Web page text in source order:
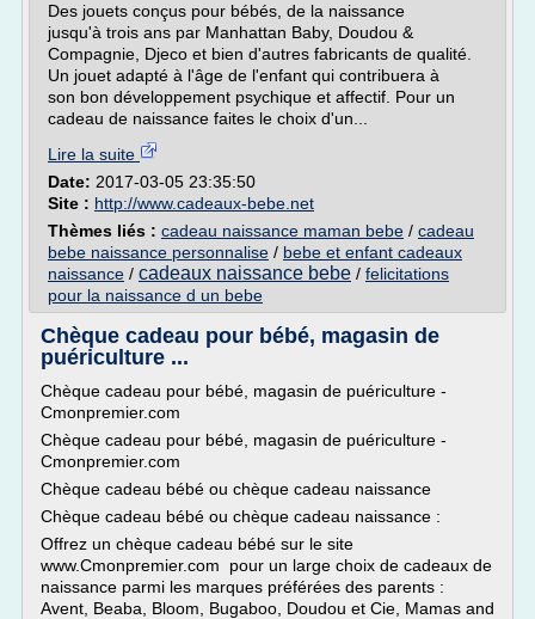
Des jouets conçus pour bébés, de la naissance
jusqu'à trois ans par Manhattan Baby, Doudou &
Compagnie, Djeco et bien d'autres fabricants de qualité.
Un jouet adapté à l'âge de l'enfant qui contribuera à
son bon développement psychique et affectif. Pour un
cadeau de naissance faites le choix d'un...
Lire la suite
Date: 2017-03-05 23:35:50
Site : http://www.cadeaux-bebe.net
Thèmes liés : cadeau naissance maman bebe / cadeau
bebe naissance personnalise / bebe et enfant cadeaux
naissance / cadeaux naissance bebe / felicitations
pour la naissance d un bebe
Chèque cadeau pour bébé, magasin de
puériculture ...
Chèque cadeau pour bébé, magasin de puériculture -
Cmonpremier.com
Chèque cadeau pour bébé, magasin de puériculture -
Cmonpremier.com
Chèque cadeau bébé ou chèque cadeau naissance
Chèque cadeau bébé ou chèque cadeau naissance :
Offrez un chèque cadeau bébé sur le site
www.Cmonpremier.com pour un large choix de cadeaux de
naissance parmi les marques préférées des parents :
Avent, Beaba, Bloom, Bugaboo, Doudou et Cie, Mamas and